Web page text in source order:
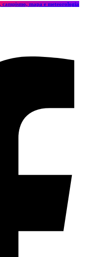
mapa e meteorologia